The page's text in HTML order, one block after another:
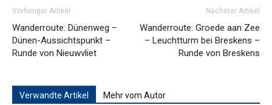
Vorheriger Artikel
Wanderroute: Dünenweg –
Dünen-Aussichtspunkt –
Runde von Nieuwvliet
Nächster Artikel
Wanderroute: Groede aan Zee
– Leuchtturm bei Breskens –
Runde von Breskens
Verwandte Artikel Mehr vom Autor